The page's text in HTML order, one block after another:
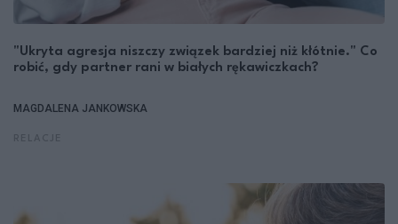
"Ukryta agresja niszczy związek bardziej niż kłótnie." Co
robić, gdy partner rani w białych rękawiczkach?
MAGDALENA JANKOWSKA